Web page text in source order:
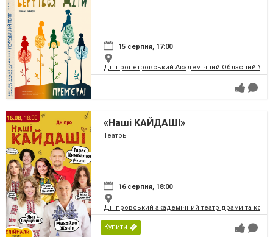
15 серпня, 17:00
Дніпропетровський Академічний Обласний
«Наші КАЙДАШІ»
Театры
16 серпня, 18:00
Дніпровський академічний театр драми та
Купити